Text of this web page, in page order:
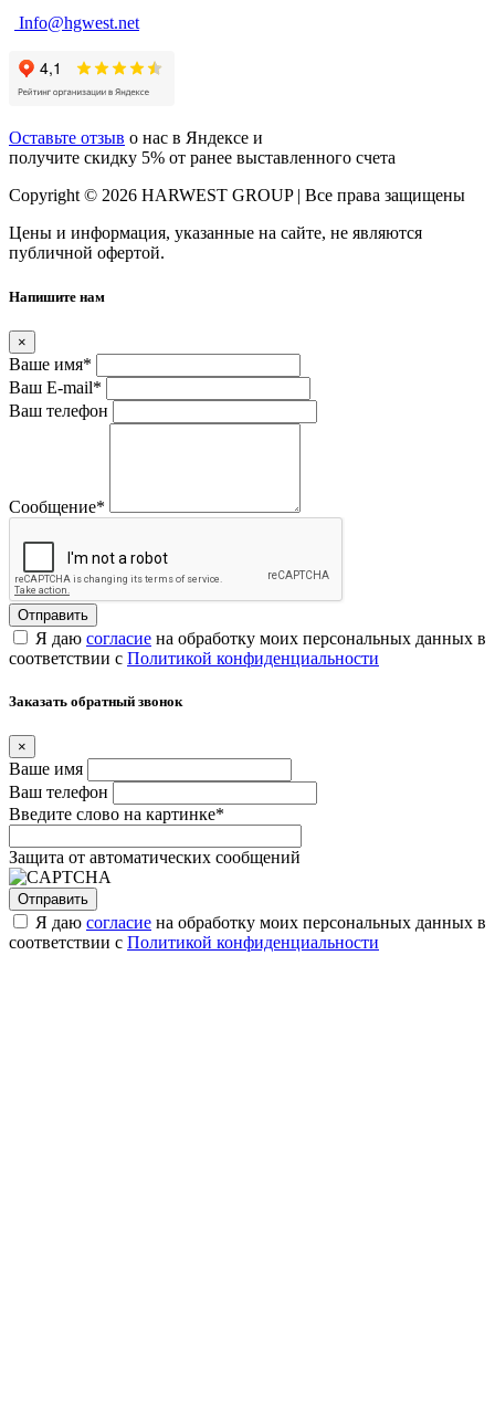
Info@hgwest.net
Оставьте отзыв о нас в Яндексе и
получите скидку 5% от ранее выставленного счета
Copyright © 2026 HARWEST GROUP | Все права защищены
Цены и информация, указанные на сайте, не являются
публичной офертой.
Напишите нам
×
Ваше имя*
Ваш E-mail*
Ваш телефон
Сообщение*
Я даю согласие на обработку моих персональных данных в
соответствии с Политикой конфиденциальности
Заказать обратный звонок
×
Ваше имя
Ваш телефон
Введите слово на картинке*
Защита от автоматических сообщений
Я даю согласие на обработку моих персональных данных в
соответствии с Политикой конфиденциальности